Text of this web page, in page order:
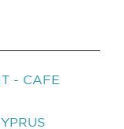
- CAFE